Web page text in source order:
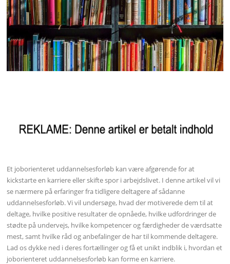
Et joborienteret uddannelsesforløb kan være afgørende for at
kickstarte en karriere eller skifte spor i arbejdslivet. I denne artikel vil vi
se nærmere på erfaringer fra tidligere deltagere af sådanne
uddannelsesforløb. Vi vil undersøge, hvad der motiverede dem til at
deltage, hvilke positive resultater de opnåede, hvilke udfordringer de
stødte på undervejs, hvilke kompetencer og færdigheder de værdsatte
mest, samt hvilke råd og anbefalinger de har til kommende deltagere.
Lad os dykke ned i deres fortællinger og få et unikt indblik i, hvordan et
joborienteret uddannelsesforløb kan forme en karriere.